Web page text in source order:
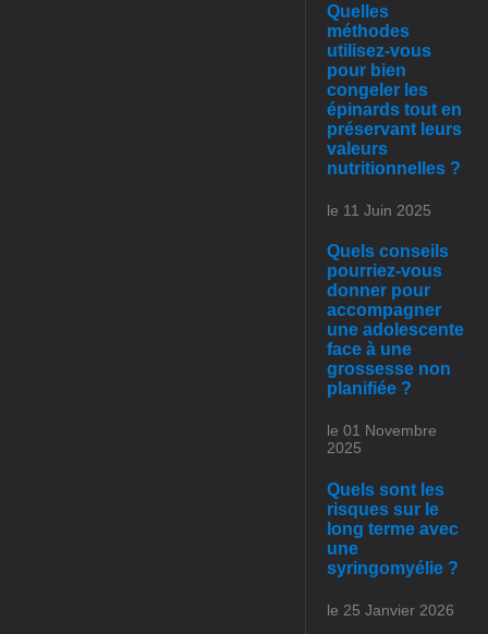
Quelles
méthodes
utilisez-vous
pour bien
congeler les
épinards tout en
préservant leurs
valeurs
nutritionnelles ?
le 11 Juin 2025
Quels conseils
pourriez-vous
donner pour
accompagner
une adolescente
face à une
grossesse non
planifiée ?
le 01 Novembre
2025
Quels sont les
risques sur le
long terme avec
une
syringomyélie ?
le 25 Janvier 2026